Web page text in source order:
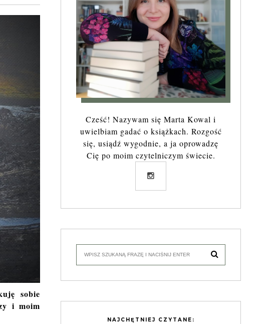
sobie
i moim
Cześć! Nazywam się Marta Kowal i
uwielbiam gadać o książkach. Rozgość
się, usiądź wygodnie, a ja oprowadzę
Cię po moim czytelniczym świecie.
NAJCHĘTNIEJ CZYTANE: